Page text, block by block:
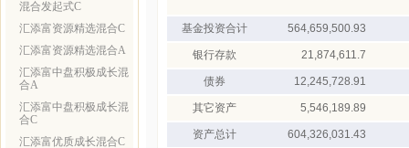
混合发起式C
汇添富资源精选混合C
汇添富资源精选混合A
汇添富中盘积极成长混
合A
汇添富中盘积极成长混
合C
汇添富优质成长混合C
基金投资合计 564,659,500.93
银行存款 21,874,611.7
债券 12,245,728.91
其它资产 5,546,189.89
资产总计 604,326,031.43